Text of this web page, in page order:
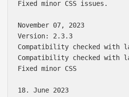
Fixed minor CSS issues.
November 07, 2023
Version: 2.3.3
Compatibility checked with
Compatibility checked with
Fixed minor CSS
18. June 2023